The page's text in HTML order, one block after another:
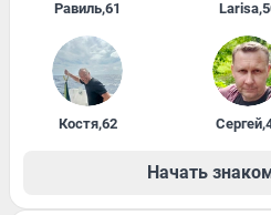
Равиль,61 Larisa,
Костя,62 Сергей,
Начать